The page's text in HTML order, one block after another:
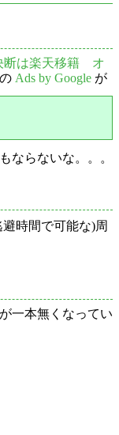
断は楽天移籍 オ
Ads by Google が
ならないな。。。
時間で可能な)周
一本無くなってい